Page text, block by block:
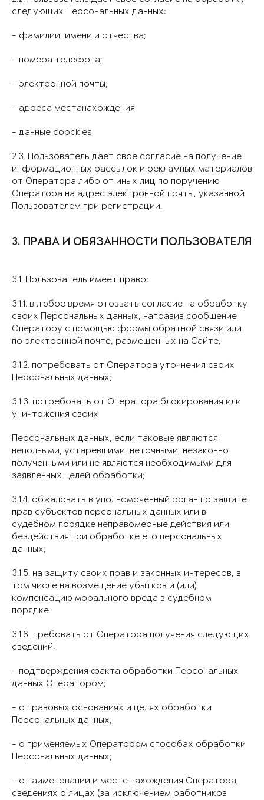
следующих Персональных данных:
- фамилии, имени и отчества;
- номера телефона;
- электронной почты;
- адреса местанахождения
- данные coockies
2.3. Пользователь дает свое согласие на получение
информационных рассылок и рекламных материалов
от Оператора либо от иных лиц по поручению
Оператора на адрес электронной почты, указанной
Пользователем при регистрации.
3. ПРАВА И ОБЯЗАННОСТИ ПОЛЬЗОВАТЕЛЯ
3.1. Пользователь имеет право:
3.1.1. в любое время отозвать согласие на обработку
своих Персональных данных, направив сообщение
Оператору с помощью формы обратной связи или
по электронной почте, размещенных на Сайте;
3.1.2. потребовать от Оператора уточнения своих
Персональных данных;
3.1.3. потребовать от Оператора блокирования или
уничтожения своих
Персональных данных, если таковые являются
неполными, устаревшими, неточными, незаконно
полученными или не являются необходимыми для
заявленных целей обработки;
3.1.4. обжаловать в уполномоченный орган по защите
прав субъектов персональных данных или в
судебном порядке неправомерные действия или
бездействия при обработке его персональных
данных;
3.1.5. на защиту своих прав и законных интересов, в
том числе на возмещение убытков и (или)
компенсацию морального вреда в судебном
порядке.
3.1.6. требовать от Оператора получения следующих
сведений:
- подтверждения факта обработки Персональных
данных Оператором;
- о правовых основаниях и целях обработки
Персональных данных;
- о применяемых Оператором способах обработки
Персональных данных;
- о наименовании и месте нахождения Оператора,
сведениях о лицах (за исключением работников